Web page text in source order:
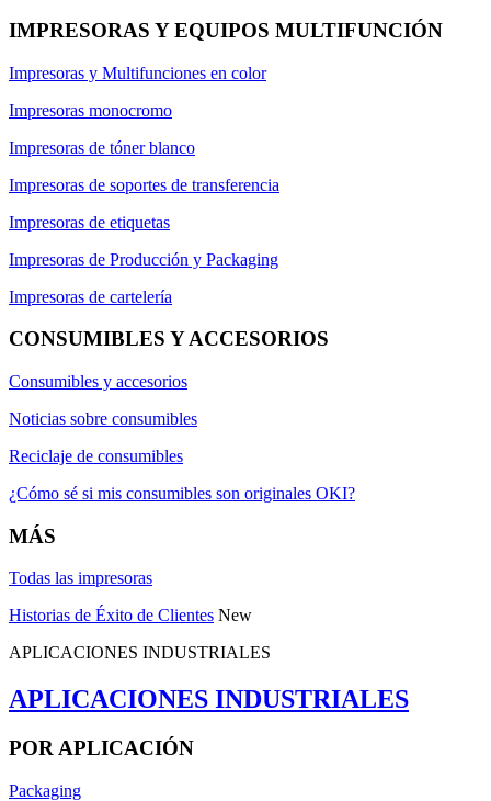
IMPRESORAS Y EQUIPOS MULTIFUNCIÓN
Impresoras y Multifunciones en color
Impresoras monocromo
Impresoras de tóner blanco
Impresoras de soportes de transferencia
Impresoras de etiquetas
Impresoras de Producción y Packaging
Impresoras de cartelería
CONSUMIBLES Y ACCESORIOS
Consumibles y accesorios
Noticias sobre consumibles
Reciclaje de consumibles
¿Cómo sé si mis consumibles son originales OKI?
MÁS
Todas las impresoras
Historias de Éxito de Clientes New
APLICACIONES INDUSTRIALES
APLICACIONES INDUSTRIALES
POR APLICACIÓN
Packaging